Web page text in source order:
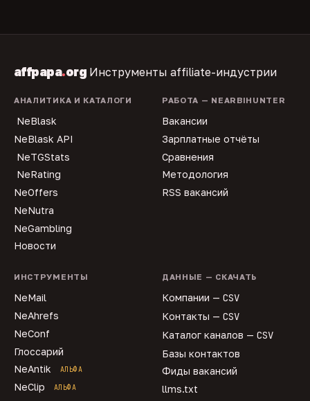
affpapa.org Инструменты affiliate-индустрии
АНАЛИТИКА И КАТАЛОГИ
NeBlask
NeBlask API
NeTGStats
NeRating
NeOffers
NeNutra
NeGambling
Новости
РАБОТА — NEARBIHUNTER
Вакансии
Зарплатные отчёты
Сравнения
Методология
RSS вакансий
ИНСТРУМЕНТЫ
NeMail
NeAhrefs
NeConf
Глоссарий
NeAntik
АЛЬФА
NeClip АЛЬФА
ДАННЫЕ — СКАЧАТЬ
Компании — CSV
Контакты — CSV
Каталог каналов — CSV
Базы контактов
Фиды вакансий
llms.txt